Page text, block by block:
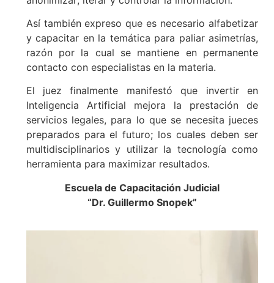
Así también expreso que es necesario alfabetizar
y capacitar en la temática para paliar asimetrías,
razón por la cual se mantiene en permanente
contacto con especialistas en la materia.
El juez finalmente manifestó que invertir en
Inteligencia Artificial mejora la prestación de
servicios legales, para lo que se necesita jueces
preparados para el futuro; los cuales deben ser
multidisciplinarios y utilizar la tecnología como
herramienta para maximizar resultados.
Escuela de Capacitación Judicial
“Dr. Guillermo Snopek”